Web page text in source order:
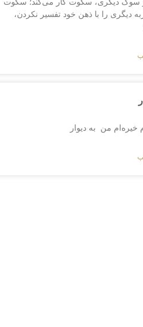
سوگ دیگری، سکوت کار می‌کند؛ سکوت
دیگری را با ذهن خود تفسیر نکردن،
خیره‌ام من به دیوار